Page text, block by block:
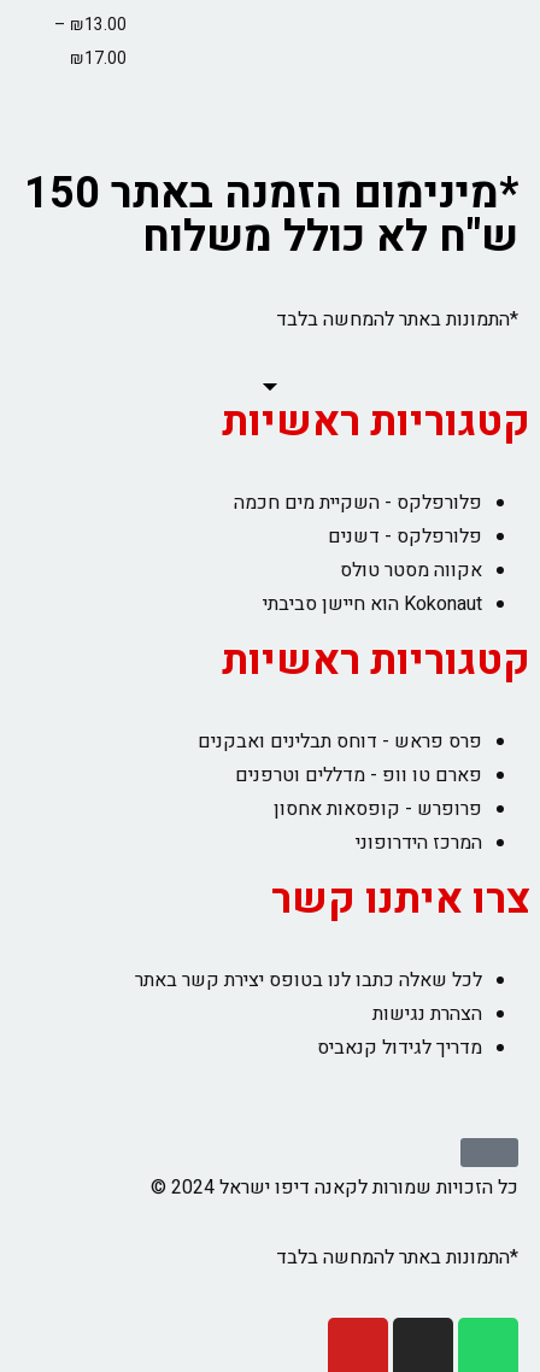
₪13.00
–
₪17.00
*מינימום הזמנה באתר 150
ש"ח לא כולל משלוח
*התמונות באתר להמחשה בלבד
קטגוריות ראשיות
פלורפלקס - השקיית מים חכמה
פלורפלקס - דשנים
אקווה מסטר טולס
Kokonaut הוא חיישן סביבתי
קטגוריות ראשיות
פרס פראש - דוחס תבלינים ואבקנים
פארם טו וופ - מדללים וטרפנים
פרופרש - קופסאות אחסון
המרכז הידרופוני
צרו איתנו קשר
לכל שאלה כתבו לנו בטופס יצירת קשר באתר
הצהרת נגישות
מדריך לגידול קנאביס
כל הזכויות שמורות לקאנה דיפו ישראל 2024 ©
*התמונות באתר להמחשה בלבד